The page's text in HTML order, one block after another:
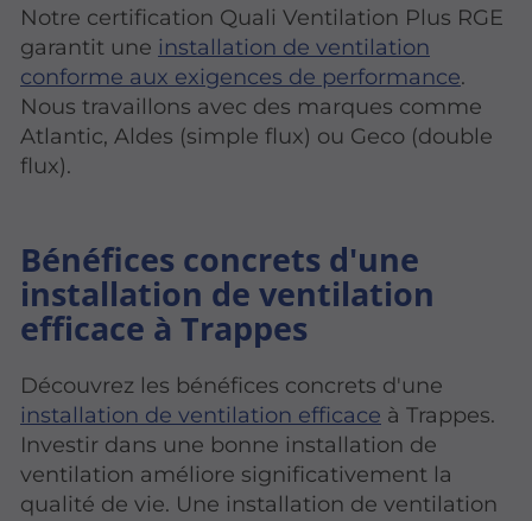
Notre certification Quali Ventilation Plus RGE
garantit une installation de ventilation
conforme aux exigences de performance.
Nous travaillons avec des marques comme
Atlantic, Aldes (simple flux) ou Geco (double
flux).
Bénéfices concrets d'une
installation de ventilation
efficace à Trappes
Découvrez les bénéfices concrets d'une
installation de ventilation efficace à Trappes.
Investir dans une bonne installation de
ventilation améliore significativement la
qualité de vie. Une installation de ventilation